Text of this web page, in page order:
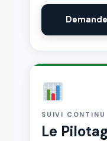
SUIVI CONTINU
Le